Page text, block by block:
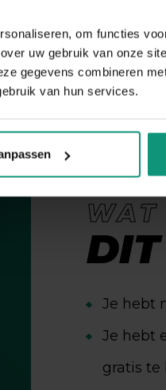
om functies
uw gebruik van onze
gegevens combineren
van hun services.
Je hebt
Je hebt
gratis te